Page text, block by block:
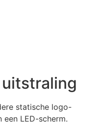
statische logo-
LED-scherm.